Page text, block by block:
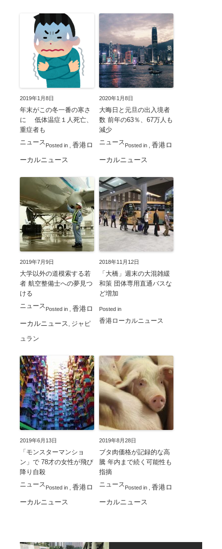
2019年1月8日
年末がこの冬一番の寒さ
に 低体温症１人死亡、
重症者も
Posted in
ニュース
香港ロ
ーカルニュース
2020年1月8日
大晦日と元旦の出入境者
数 前年の63％、67万人も
減少
Posted in
ニュース
香港ロ
ーカルニュース
2019年7月9日
大学以外の道模索する若
者 航空整備士への夢見つ
ける
Posted in
ニュース
香港ロ
ーカルニュース ジャピ
ュラン
2018年11月12日
「大橋」週末の大混雑緩
和策 団体専用直通バスな
ど増加
Posted in
香港ローカルニュース
2019年6月13日
「モンスターマンショ
ン」で 78才の女性が飛び
降り自殺
Posted in
ニュース
香港ロ
ーカルニュース
2019年8月28日
ブタ肉価格が記録的な高
騰 年内まで続く可能性も
指摘
Posted in
ニュース
香港ロ
ーカルニュース